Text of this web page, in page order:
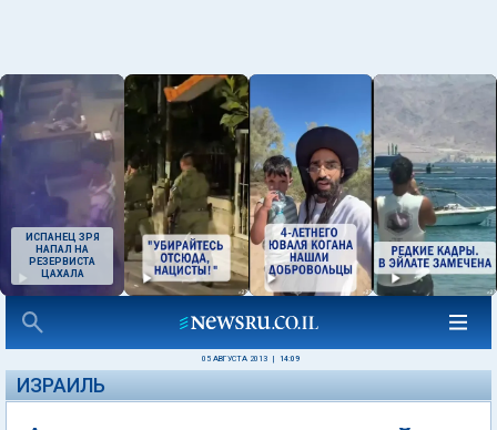
ИСПАНЕЦ ЗРЯ
НАПАЛ НА
РЕЗЕРВИСТА
ЦАХАЛА
05 АВГУСТА 2013 14:09
ИЗРАИЛЬ